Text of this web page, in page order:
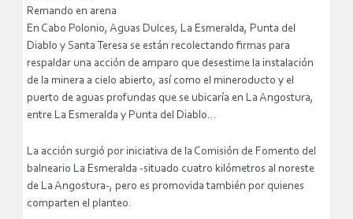
Remando en arena
En Cabo Polonio, Aguas Dulces, La Esmeralda, Punta del
Diablo y Santa Teresa se están recolectando firmas para
respaldar una acción de amparo que desestime la instalación
de la minera a cielo abierto, así como el mineroducto y el
puerto de aguas profundas que se ubicaría en La Angostura,
entre La Esmeralda y Punta del Diablo…
La acción surgió por iniciativa de la Comisión de Fomento del
balneario La Esmeralda -situado cuatro kilómetros al noreste
de La Angostura-, pero es promovida también por quienes
comparten el planteo.